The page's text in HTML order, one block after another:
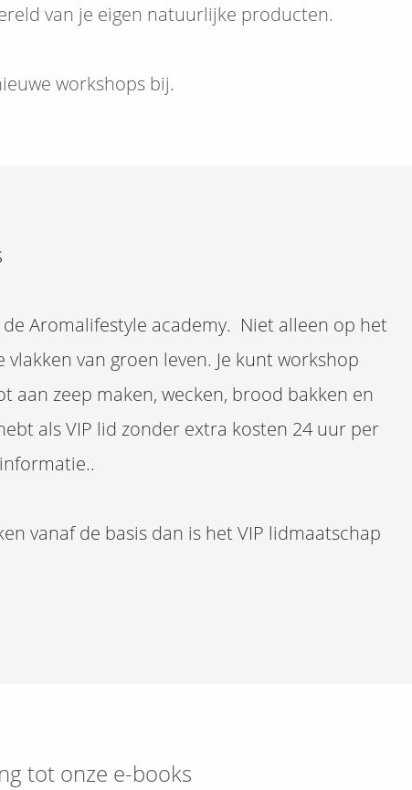
van je eigen natuurlijke producten.
workshops bij.
Aromalifestyle academy. Niet alleen op het
van groen leven. Je kunt workshop
aan zeep maken, wecken, brood bakken en
als VIP lid zonder extra kosten 24 uur per
vanaf de basis dan is het VIP lidmaatschap
tot onze e-books